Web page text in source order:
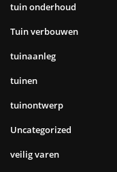
tuin onderhoud
Tuin verbouwen
tuinaanleg
tuinen
tuinontwerp
Uncategorized
veilig varen